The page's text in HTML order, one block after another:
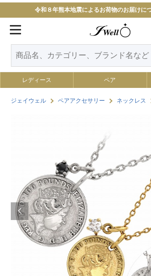
令和８年熊本地震によるお荷物のお届けに
レディース ペア
ジェイウェル ペアアクセサリー ネックレス